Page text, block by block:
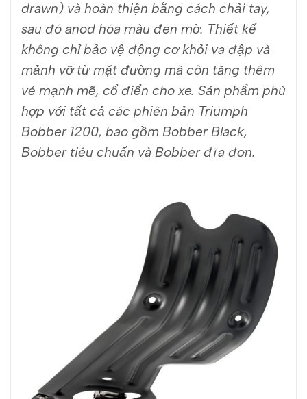
drawn) và hoàn thiện bằng cách chải tay,
sau đó anod hóa màu đen mờ. Thiết kế
không chỉ bảo vệ động cơ khỏi va đập và
mảnh vỡ từ mặt đường mà còn tăng thêm
vẻ mạnh mẽ, cổ điển cho xe. Sản phẩm phù
hợp với tất cả các phiên bản Triumph
Bobber 1200, bao gồm Bobber Black,
Bobber tiêu chuẩn và Bobber đĩa đơn.